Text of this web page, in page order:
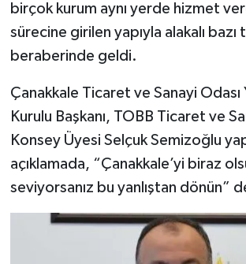
birçok kurum aynı yerde hizmet
sürecine girilen yapıyla alakalı bazı
beraberinde geldi.
Çanakkale Ticaret ve Sanayi Odası
Kurulu Başkanı, TOBB Ticaret ve
Konsey Üyesi Selçuk Semizoğlu
açıklamada, “Çanakkale’yi biraz
seviyorsanız bu yanlıştan dönün”